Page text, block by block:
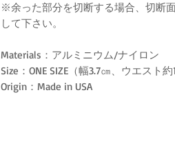
※余った部分を切断する場合、切断
して下さい。
Materials：アルミニウム/ナイロン
Size：ONE SIZE（幅3.7㎝、ウエスト約
Origin：Made in USA